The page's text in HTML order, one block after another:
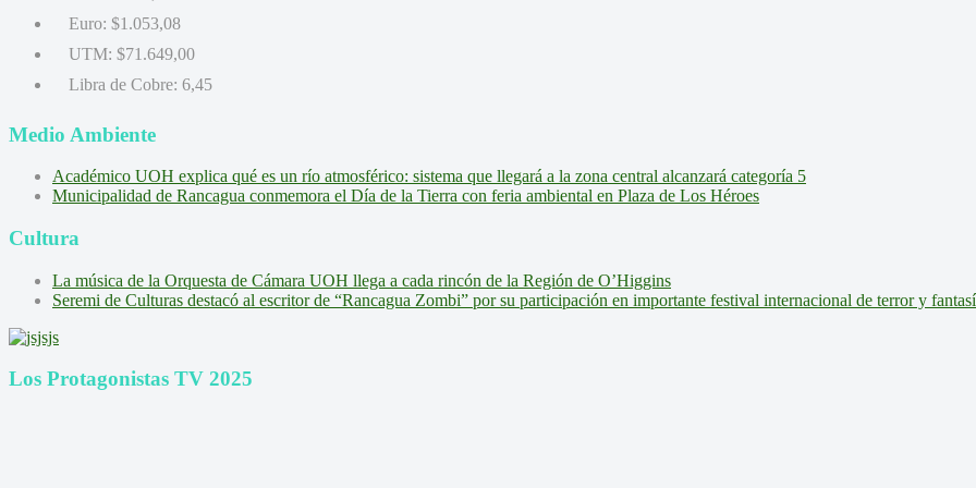
Euro: $1.053,08
UTM: $71.649,00
Libra de Cobre: 6,45
Medio Ambiente
Académico UOH explica qué es un río atmosférico: sistema que llegará a la zona central alcanzará categoría 5
Municipalidad de Rancagua conmemora el Día de la Tierra con feria ambiental en Plaza de Los Héroes
Cultura
La música de la Orquesta de Cámara UOH llega a cada rincón de la Región de O’Higgins
Seremi de Culturas destacó al escritor de “Rancagua Zombi” por su participación en importante festival internacional de terror y
Los Protagonistas TV 2025